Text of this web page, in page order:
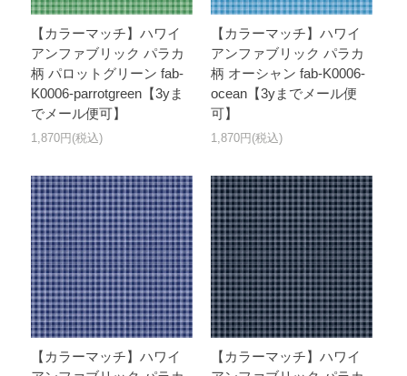
【カラーマッチ】ハワイ
アンファブリック パラカ
柄 パロットグリーン fab-
K0006-parrotgreen【3yま
でメール便可】
1,870円(税込)
【カラーマッチ】ハワイ
アンファブリック パラカ
柄 オーシャン fab-K0006-
ocean【3yまでメール便
可】
1,870円(税込)
【カラーマッチ】ハワイ
【カラーマッチ】ハワイ